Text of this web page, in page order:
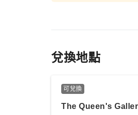
兌換地點
可兌換
The Queen's